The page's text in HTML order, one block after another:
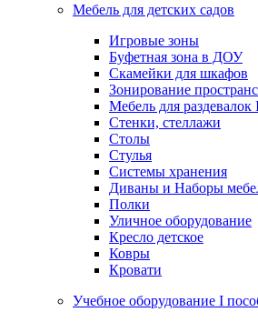
Мебель для детских садов
Игровые зоны
Буфетная зона в ДОУ
Скамейки для шкафов
Зонирование
Мебель для
Стенки, стеллажи
Столы
Стулья
Системы хранения
Диваны и Наборы
Полки
Уличное оборудование
Кресло детское
Ковры
Кровати
Учебное оборудование I